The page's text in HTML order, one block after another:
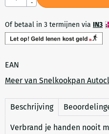
-
Of betaal in 3 termijnen via IN3
EAN
Meer van Snelkookpan
Beschrijving
Verbrand je handen nooit